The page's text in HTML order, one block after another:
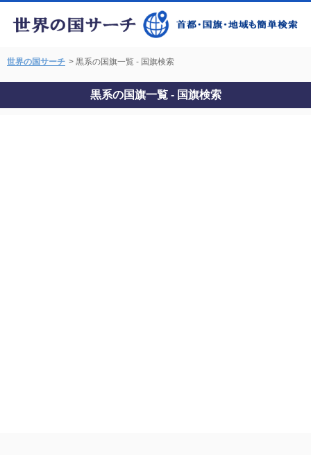
世界の国サーチ > 黒系の国旗一覧 - 国旗検索
黒系の国旗一覧 - 国旗検索